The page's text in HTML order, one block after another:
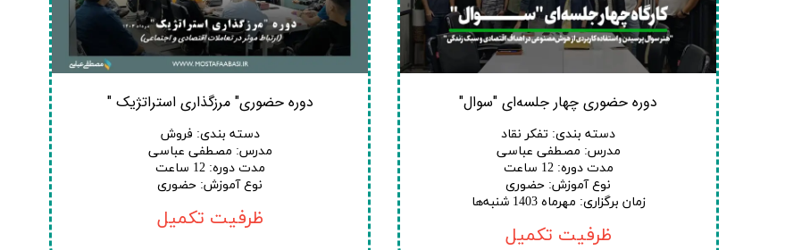
دوره حضوری چهار جلسه‌ای "سوال"
دسته بندی: تفکر نقاد
مدرس: مصطفی عباسی
مدت دوره:12 ساعت
نوع آموزش: حضوری
زمان برگزاری: مهرماه 1403 شنبه‌ها
ظرفیت تکمیل
دوره حضوری" مرزگذاری استراتژیک "
دسته بندی: فروش
مدرس: مصطفی عباسی
مدت دوره:12 ساعت
نوع آموزش: حضوری
ظرفیت تکمیل